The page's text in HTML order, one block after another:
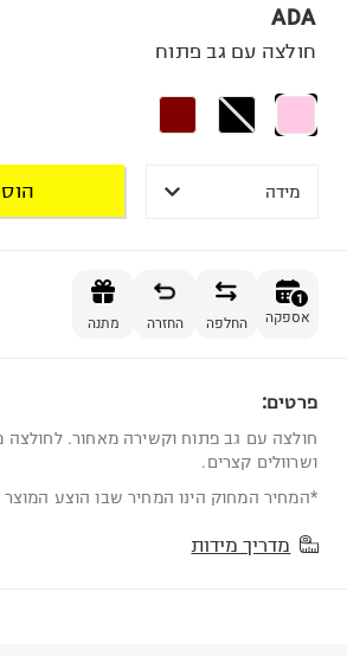
ADA
חולצה עם גב פתוח
מידה
1
אספקה החלפה החזרה מתנה
פרטים:
חולצה עם גב פתוח וקשירה מאחור. לחולצה
ושרוולים קצרים.
*המחיר המחוק הינו המחיר שבו הוצע
מדריך מידות